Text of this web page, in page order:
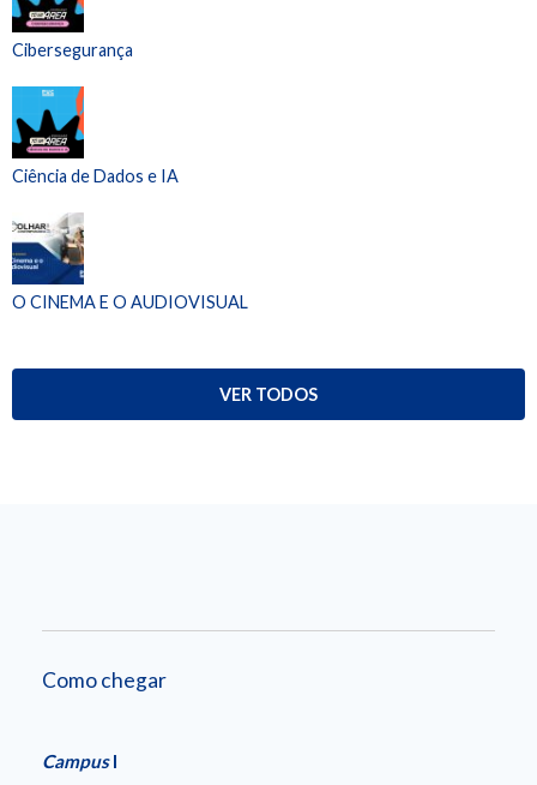
Cibersegurança
Ciência de Dados e IA
O CINEMA E O AUDIOVISUAL
VER TODOS
Como chegar
CampusI